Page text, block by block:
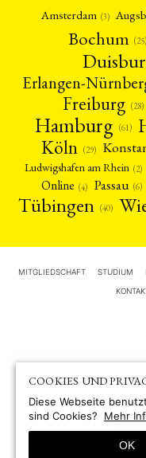
Amsterdam (3)
Bochum (25)
Erlangen-
Freiburg (28)
Hamburg (61)
Köln (29)
Ludwigshafen am Rhein (2)
Online (4) Passau (6)
Tübingen (40)
MITGLIEDSCHAFT STUDIUM
COOKIES UND
Diese Webseite
sind Cookies?
Mehr
OK